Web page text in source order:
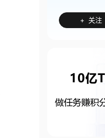
+ 关注